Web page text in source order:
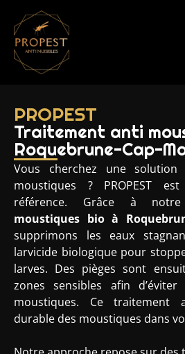
PROPEST
Traitement anti
Roquebrune-Cap-
Vous cherchez une
moustiques ? PROPEST
référence. Grâce à
moustiques bio à
supprimons les eaux
larvicide biologique pour
larves. Des pièges sont
zones sensibles afin
moustiques. Ce traitement
durable des moustiques dans